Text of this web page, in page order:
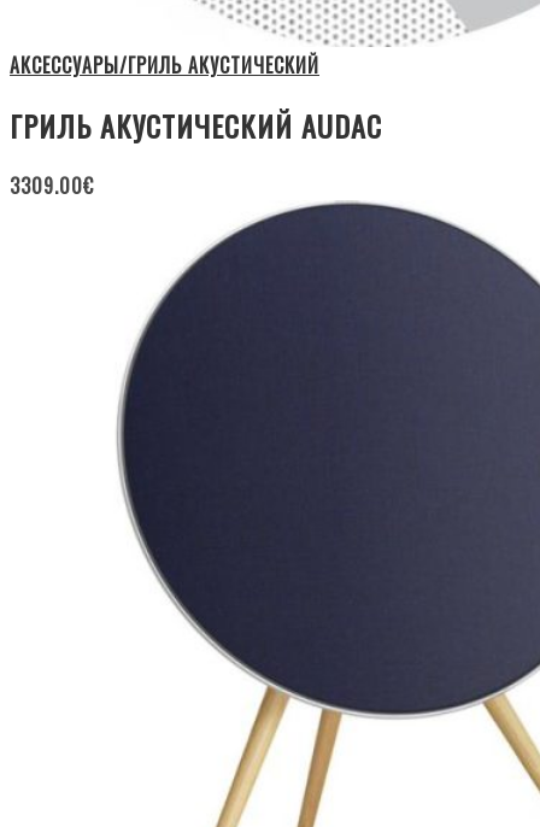
АКСЕССУАРЫ/ГРИЛЬ АКУСТИЧЕСКИЙ
ГРИЛЬ АКУСТИЧЕСКИЙ AUDAC
3309.00€